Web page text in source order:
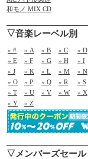
和モノ MIX CD
▽音楽レーベル別
» # » A » B » C
» D
» E
» F » G » H
» I
» J
» K » L » M
» N
» O
» P » Q » R
» S
» T
» U » V » W
» X
» Y
» Z
▽メンバーズセール